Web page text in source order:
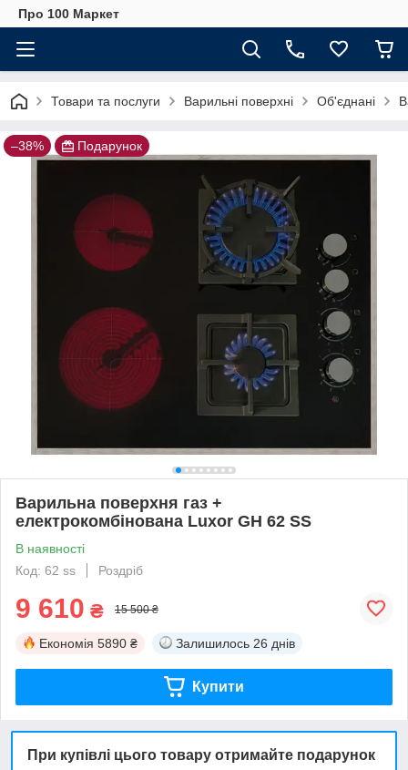
Про 100 Маркет
Товари та послуги Варильні поверхні Об'єднані
–38% Подарунок
Варильна поверхня газ +
електрокомбінована Luxor GH 62 SS
В наявності
Код: 62 ss
Роздріб
9 610 ₴ 15 500 ₴
Економія 5890 ₴ Залишилось 26 днів
Купити
При купівлі цього товару отримайте подарунок